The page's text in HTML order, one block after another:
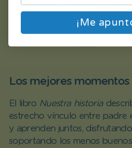
Los mejores momentos
El libro Nuestra historia
estrecho vínculo entre padre
y aprenden juntos,
soportando los menos
¡Me